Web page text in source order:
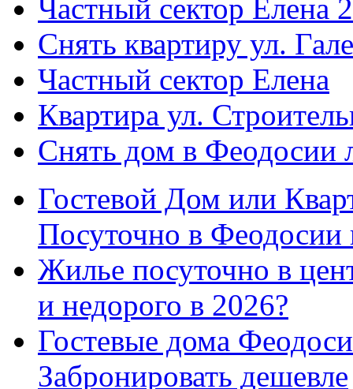
Частный сектор Елена 2
Снять квартиру ул.
Частный сектор Елена
Квартира ул.
Снять дом в Феодосии
Гостевой Дом или
Посуточно в Феодосии
Жилье посуточно в
и недорого в 2026?
Гостевые дома
Забронировать дешевле